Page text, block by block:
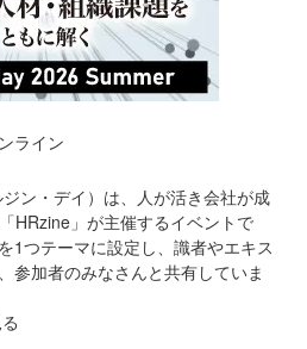
ライン
ン・デイ）は、人が活き会社が成
HRzine」が主催するイベントで
1つテーマに設定し、識者やエキス
参加者のみなさんと共有していま